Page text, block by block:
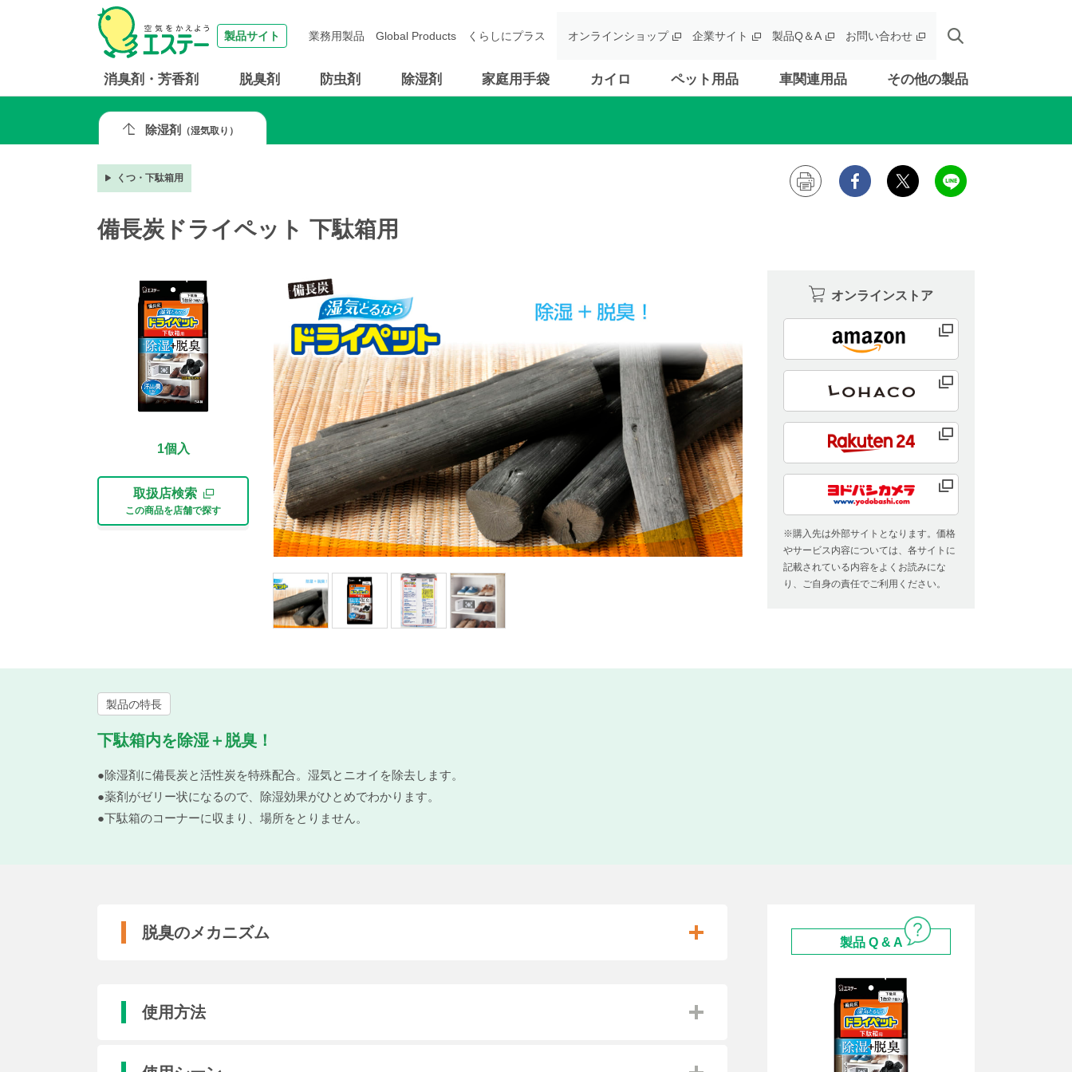
製品サイト
消臭剤・芳香剤 脱臭剤 防虫剤 除湿剤 家庭用手袋 カイロ ペット用品 車関連用品 その他の製品
業務用製品 Global Products くらしにプラス オンラインショップ 企業サイト 製品Q＆A お問い合わせ
除湿剤 （湿気取り）
くつ・下駄箱用
備長炭ドライペット 下駄箱用
1個入
取扱店検索
この商品を店舗で探す
オンラインストア
※購入先は外部サイトとなります。価格
やサービス内容については、各サイトに
記載されている内容をよくお読みにな
り、ご自身の責任でご利用ください。
製品の特長
下駄箱内を除湿＋脱臭！
●除湿剤に備長炭と活性炭を特殊配合。湿気とニオイを除去します。
●薬剤がゼリー状になるので、除湿効果がひとめでわかります。
●下駄箱のコーナーに収まり、場所をとりません。
脱臭のメカニズム
使用方法
製品 Q & A